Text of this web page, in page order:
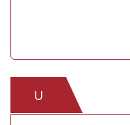
U